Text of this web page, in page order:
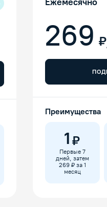
Ежемесячно
269
Преимущества
1 ₽
Первые 7
дней, затем
269 ₽ за 1
месяц